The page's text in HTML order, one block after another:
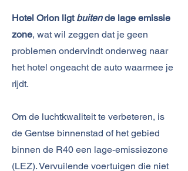
​Hotel Orion ligt buitende lage emissie
zone, wat wil zeggen dat je geen
problemen ondervindt onderweg naar
het hotel ongeacht de auto waarmee je
rijdt.
Om de luchtkwaliteit te verbeteren, is
de Gentse binnenstad of het gebied
binnen de R40 een lage-emissiezone
(LEZ). Vervuilende voertuigen die niet